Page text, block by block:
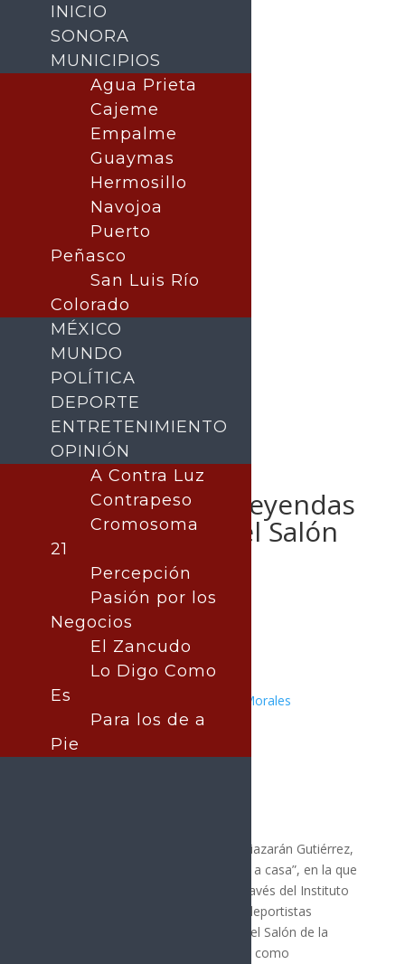
Reconoce Toño
Astiazarán a 17 leyendas
del deporte en el Salón
de la Fama del
Deportista
Hermosillense
Publicado por:
Juan Antonio Pérez Morales
Hermosillo
29 octubre, 2025
El presidente municipal, Antonio Astiazarán Gutiérrez,
encabezó la ceremonia “Bienvenido a casa”, en la que
el Ayuntamiento de Hermosillo, a través del Instituto
del Deporte, rindió homenaje a 17 deportistas
entronizados que ahora estarán en el Salón de la
Fama del Deportista Hermosillense, como
INICIO
SONORA
MUNICIPIOS
Agua Prieta
Cajeme
Empalme
Guaymas
Hermosillo
Navojoa
Puerto
Peñasco
San Luis Río
Colorado
MÉXICO
MUNDO
POLÍTICA
DEPORTE
ENTRETENIMIENTO
OPINIÓN
A Contra Luz
Contrapeso
Cromosoma
21
Percepción
Pasión por los
Negocios
El Zancudo
Lo Digo Como
Es
Para los de a
Pie